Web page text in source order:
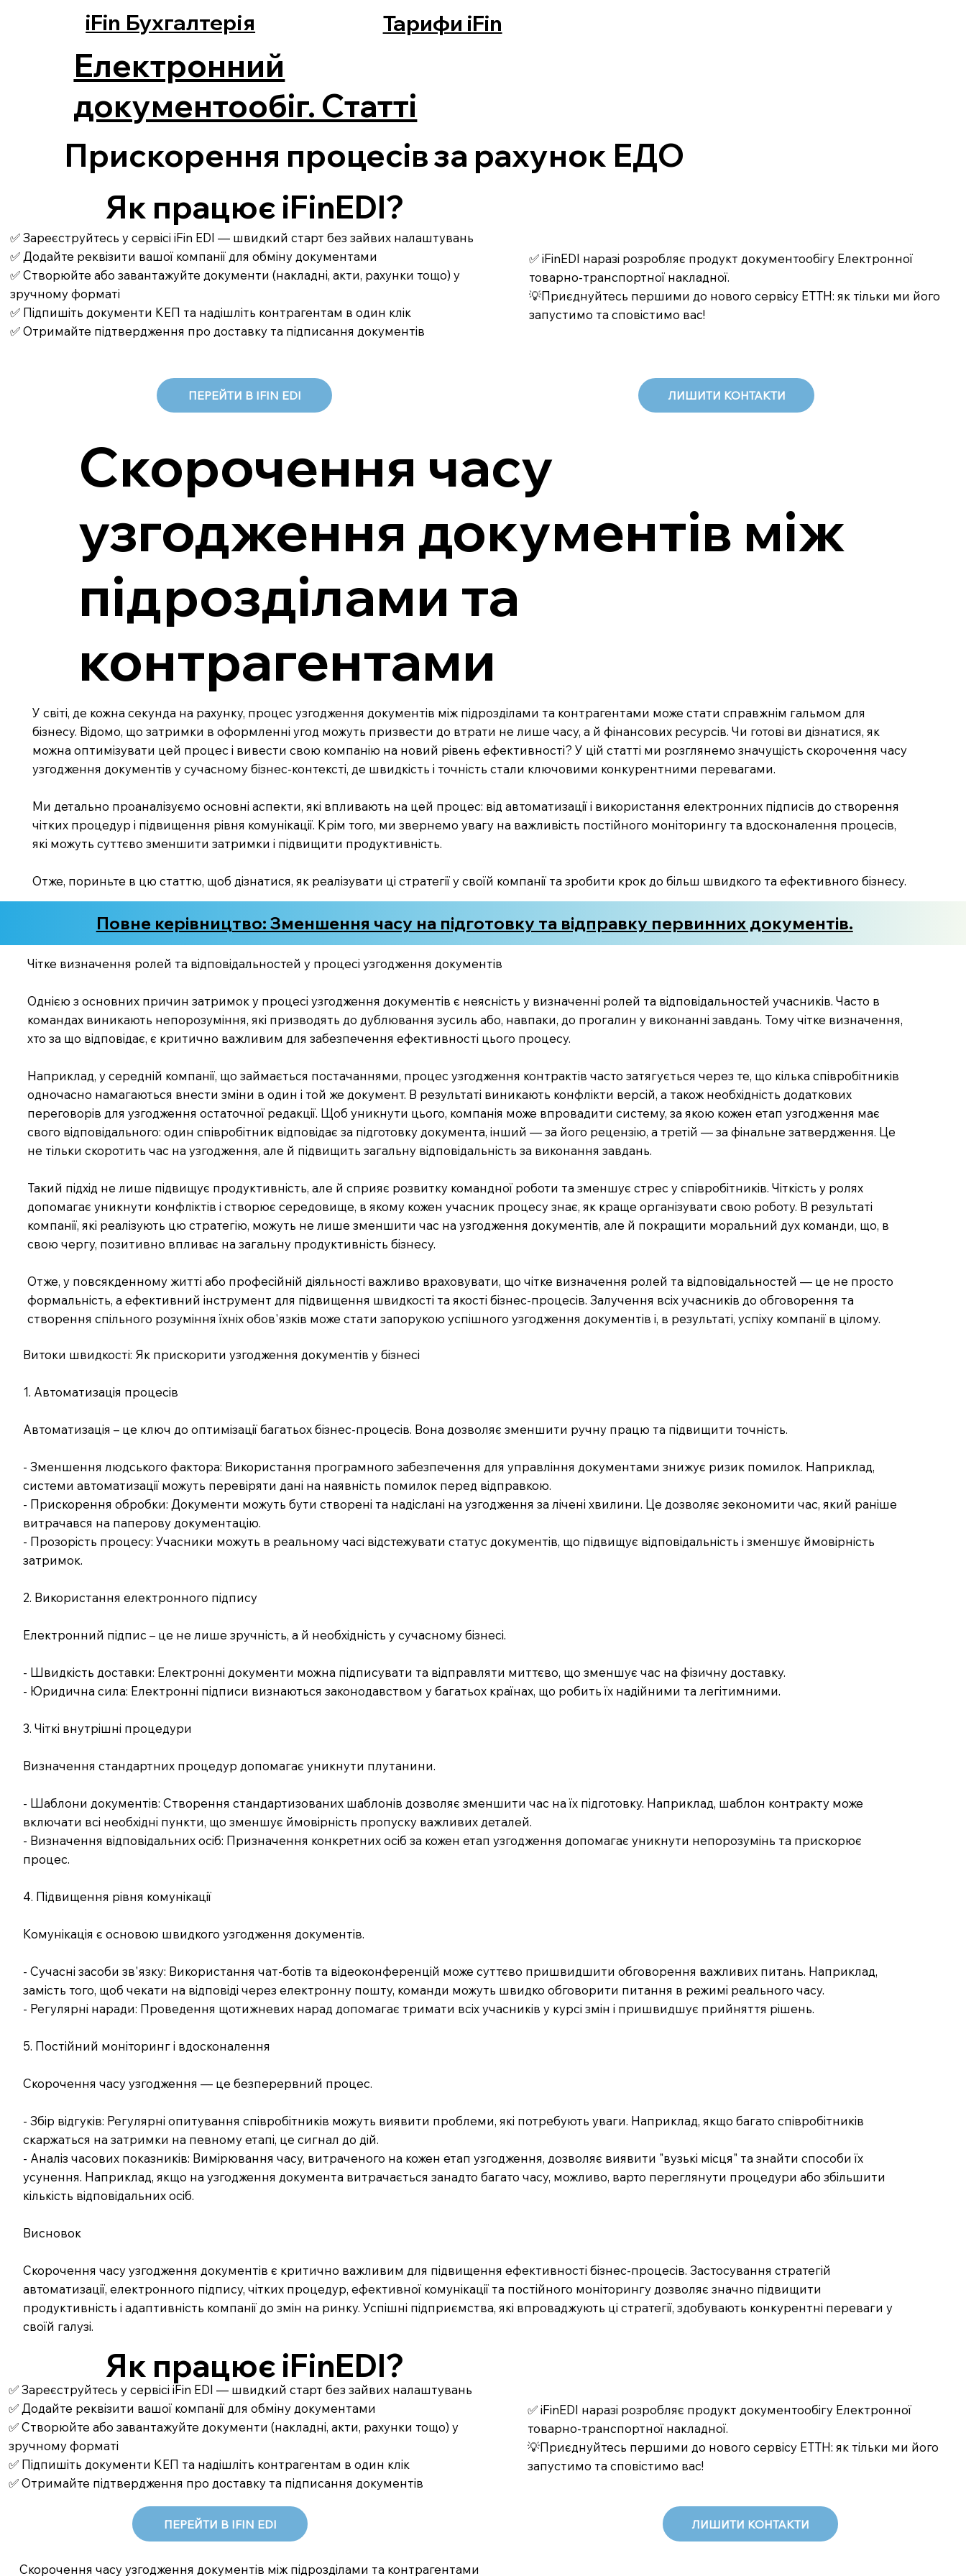
iFin Бухгалтерія Тарифи iFin
Електронний
документообіг. Статті
Прискорення процесів за рахунок ЕДО
✅ Зареєструйтесь у сервісі iFin EDI — швидкий старт без зайвих налаштувань
✅ Додайте реквізити вашої компанії для обміну документами
✅ Створюйте або завантажуйте документи (накладні, акти, рахунки тощо) у
зручному форматі
✅ Підпишіть документи КЕП та надішліть контрагентам в один клік
✅ Отримайте підтвердження про доставку та підписання документів
Як працює iFinEDI?
ПЕРЕЙТИ В IFIN EDI
✅ iFinEDI наразі розробляє продукт документообігу Електронної
товарно-транспортної накладної.
💡Приєднуйтесь першими до нового сервісу ЕТТН: як тільки ми його
запустимо та сповістимо вас!
ЛИШИТИ КОНТАКТИ
Скорочення часу
узгодження документів між
підрозділами та
контрагентами
У світі, де кожна секунда на рахунку, процес узгодження документів між підрозділами та контрагентами може стати справжнім гальмом для
бізнесу. Відомо, що затримки в оформленні угод можуть призвести до втрати не лише часу, а й фінансових ресурсів. Чи готові ви дізнатися, як
можна оптимізувати цей процес і вивести свою компанію на новий рівень ефективності? У цій статті ми розглянемо значущість скорочення часу
узгодження документів у сучасному бізнес-контексті, де швидкість і точність стали ключовими конкурентними перевагами.
Ми детально проаналізуємо основні аспекти, які впливають на цей процес: від автоматизації і використання електронних підписів до створення
чітких процедур і підвищення рівня комунікації. Крім того, ми звернемо увагу на важливість постійного моніторингу та вдосконалення процесів,
які можуть суттєво зменшити затримки і підвищити продуктивність.
Отже, пориньте в цю статтю, щоб дізнатися, як реалізувати ці стратегії у своїй компанії та зробити крок до більш швидкого та ефективного бізнесу.
Повне керівництво: Зменшення часу на підготовку та відправку первинних документів.
Чітке визначення ролей та відповідальностей у процесі узгодження документів
Однією з основних причин затримок у процесі узгодження документів є неясність у визначенні ролей та відповідальностей учасників. Часто в
командах виникають непорозуміння, які призводять до дублювання зусиль або, навпаки, до прогалин у виконанні завдань. Тому чітке визначення,
хто за що відповідає, є критично важливим для забезпечення ефективності цього процесу.
Наприклад, у середній компанії, що займається постачаннями, процес узгодження контрактів часто затягується через те, що кілька співробітників
одночасно намагаються внести зміни в один і той же документ. В результаті виникають конфлікти версій, а також необхідність додаткових
переговорів для узгодження остаточної редакції. Щоб уникнути цього, компанія може впровадити систему, за якою кожен етап узгодження має
свого відповідального: один співробітник відповідає за підготовку документа, інший — за його рецензію, а третій — за фінальне затвердження. Це
не тільки скоротить час на узгодження, але й підвищить загальну відповідальність за виконання завдань.
Такий підхід не лише підвищує продуктивність, але й сприяє розвитку командної роботи та зменшує стрес у співробітників. Чіткість у ролях
допомагає уникнути конфліктів і створює середовище, в якому кожен учасник процесу знає, як краще організувати свою роботу. В результаті
компанії, які реалізують цю стратегію, можуть не лише зменшити час на узгодження документів, але й покращити моральний дух команди, що, в
свою чергу, позитивно впливає на загальну продуктивність бізнесу.
Отже, у повсякденному житті або професійній діяльності важливо враховувати, що чітке визначення ролей та відповідальностей — це не просто
формальність, а ефективний інструмент для підвищення швидкості та якості бізнес-процесів. Залучення всіх учасників до обговорення та
створення спільного розуміння їхніх обов'язків може стати запорукою успішного узгодження документів і, в результаті, успіху компанії в цілому.
Витоки швидкості: Як прискорити узгодження документів у бізнесі
1. Автоматизація процесів
Автоматизація – це ключ до оптимізації багатьох бізнес-процесів. Вона дозволяє зменшити ручну працю та підвищити точність.
- Зменшення людського фактора: Використання програмного забезпечення для управління документами знижує ризик помилок. Наприклад,
системи автоматизації можуть перевіряти дані на наявність помилок перед відправкою.
- Прискорення обробки: Документи можуть бути створені та надіслані на узгодження за лічені хвилини. Це дозволяє зекономити час, який раніше
витрачався на паперову документацію.
- Прозорість процесу: Учасники можуть в реальному часі відстежувати статус документів, що підвищує відповідальність і зменшує ймовірність
затримок.
2. Використання електронного підпису
Електронний підпис – це не лише зручність, а й необхідність у сучасному бізнесі.
- Швидкість доставки: Електронні документи можна підписувати та відправляти миттєво, що зменшує час на фізичну доставку.
- Юридична сила: Електронні підписи визнаються законодавством у багатьох країнах, що робить їх надійними та легітимними.
3. Чіткі внутрішні процедури
Визначення стандартних процедур допомагає уникнути плутанини.
- Шаблони документів: Створення стандартизованих шаблонів дозволяє зменшити час на їх підготовку. Наприклад, шаблон контракту може
включати всі необхідні пункти, що зменшує ймовірність пропуску важливих деталей.
- Визначення відповідальних осіб: Призначення конкретних осіб за кожен етап узгодження допомагає уникнути непорозумінь та прискорює
процес.
4. Підвищення рівня комунікації
Комунікація є основою швидкого узгодження документів.
- Сучасні засоби зв'язку: Використання чат-ботів та відеоконференцій може суттєво пришвидшити обговорення важливих питань. Наприклад,
замість того, щоб чекати на відповіді через електронну пошту, команди можуть швидко обговорити питання в режимі реального часу.
- Регулярні наради: Проведення щотижневих нарад допомагає тримати всіх учасників у курсі змін і пришвидшує прийняття рішень.
5. Постійний моніторинг і вдосконалення
Скорочення часу узгодження — це безперервний процес.
- Збір відгуків: Регулярні опитування співробітників можуть виявити проблеми, які потребують уваги. Наприклад, якщо багато співробітників
скаржаться на затримки на певному етапі, це сигнал до дій.
- Аналіз часових показників: Вимірювання часу, витраченого на кожен етап узгодження, дозволяє виявити "вузькі місця" та знайти способи їх
усунення. Наприклад, якщо на узгодження документа витрачається занадто багато часу, можливо, варто переглянути процедури або збільшити
кількість відповідальних осіб.
Висновок
Скорочення часу узгодження документів є критично важливим для підвищення ефективності бізнес-процесів. Застосування стратегій
автоматизації, електронного підпису, чітких процедур, ефективної комунікації та постійного моніторингу дозволяє значно підвищити
продуктивність і адаптивність компанії до змін на ринку. Успішні підприємства, які впроваджують ці стратегії, здобувають конкурентні переваги у
своїй галузі.
✅ Зареєструйтесь у сервісі iFin EDI — швидкий старт без зайвих налаштувань
✅ Додайте реквізити вашої компанії для обміну документами
✅ Створюйте або завантажуйте документи (накладні, акти, рахунки тощо) у
зручному форматі
✅ Підпишіть документи КЕП та надішліть контрагентам в один клік
✅ Отримайте підтвердження про доставку та підписання документів
ПЕРЕЙТИ В IFIN EDI
Як працює iFinEDI?
✅ iFinEDI наразі розробляє продукт документообігу Електронної
товарно-транспортної накладної.
💡Приєднуйтесь першими до нового сервісу ЕТТН: як тільки ми його
запустимо та сповістимо вас!
ЛИШИТИ КОНТАКТИ
Скорочення часу узгодження документів між підрозділами та контрагентами